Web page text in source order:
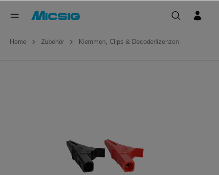
Home Zubehör Klemmen, Clips & Decoderlizenzen